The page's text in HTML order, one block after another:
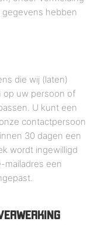
gegevens hebben
die wij (laten)
op uw persoon of
U kunt een
contactpersoon
30 dagen een
wordt ingewilligd
mailadres een